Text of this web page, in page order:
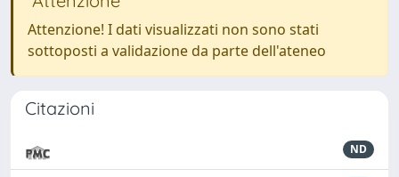
Attenzione! I dati visualizzati non sono stati
sottoposti a validazione da parte dell'ateneo
Citazioni
ND